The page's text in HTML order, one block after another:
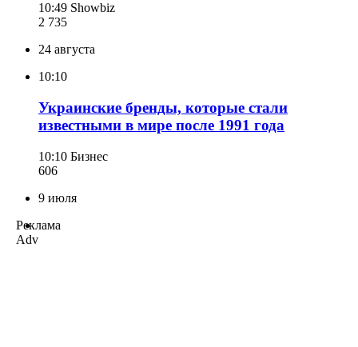
10:49 Showbiz
2 735
24 августа
10:10
Украинские бренды, которые стали
известными в мире после 1991 года
10:10 Бизнес
606
9 июля
Реклама
Adv